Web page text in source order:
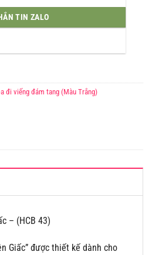
TIN ZALO
đi viếng đám tang (Màu Trắng)
– (HCB 43)
Giấc” được thiết kế dành cho